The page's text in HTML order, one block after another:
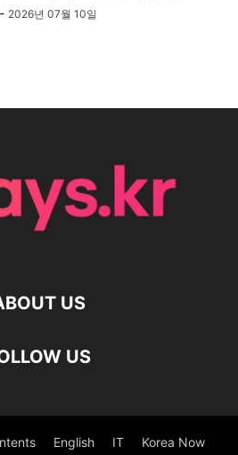
- 2026년 07월 10일
US
US
English IT Korea Now